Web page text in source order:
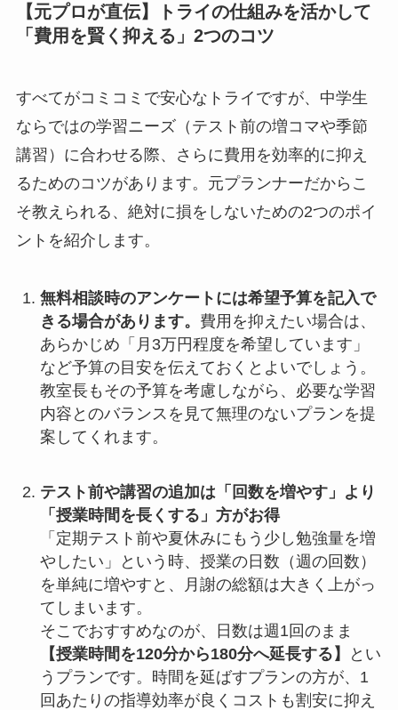
【元プロが直伝】トライの仕組みを活かして
「費用を賢く抑える」2つのコツ
すべてがコミコミで安心なトライですが、中学生
ならではの学習ニーズ（テスト前の増コマや季節
講習）に合わせる際、さらに費用を効率的に抑え
るためのコツがあります。元プランナーだからこ
そ教えられる、絶対に損をしないための2つのポイ
ントを紹介します。
無料相談時のアンケートには希望予算を記入で
きる場合があります。 費用を抑えたい場合は、
あらかじめ「月3万円程度を希望しています」
など予算の目安を伝えておくとよいでしょう。
教室長もその予算を考慮しながら、必要な学習
内容とのバランスを見て無理のないプランを提
案してくれます。
テスト前や講習の追加は「回数を増やす」より
「授業時間を長くする」方がお得
「定期テスト前や夏休みにもう少し勉強量を増
やしたい」という時、授業の日数（週の回数）
を単純に増やすと、月謝の総額は大きく上がっ
てしまいます。
そこでおすすめなのが、日数は週1回のまま
【授業時間を120分から180分へ延長する】
とい
うプランです。時間を延ばすプランの方が、1
回あたりの指導効率が良くコストも割安に抑え